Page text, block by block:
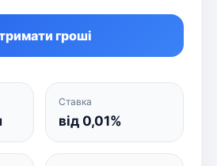
гроші
Ставка
від 0,01%